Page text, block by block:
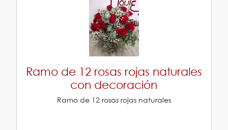
Ramo de 12 rosas rojas naturales
con decoración
Ramo de 12 rosas rojas naturales